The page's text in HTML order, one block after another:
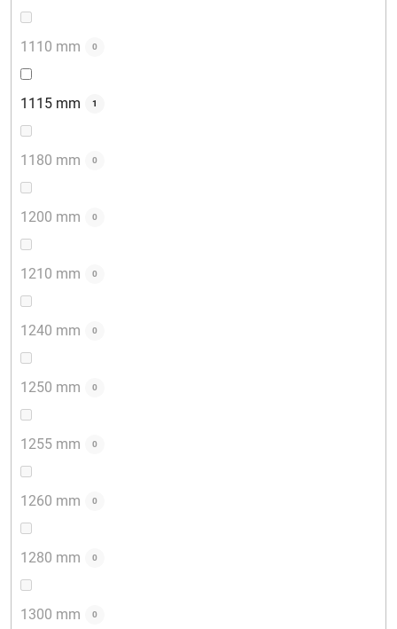
1110 mm 0
1115 mm 1
1180 mm 0
1200 mm 0
1210 mm 0
1240 mm 0
1250 mm 0
1255 mm 0
1260 mm 0
1280 mm 0
1300 mm 0